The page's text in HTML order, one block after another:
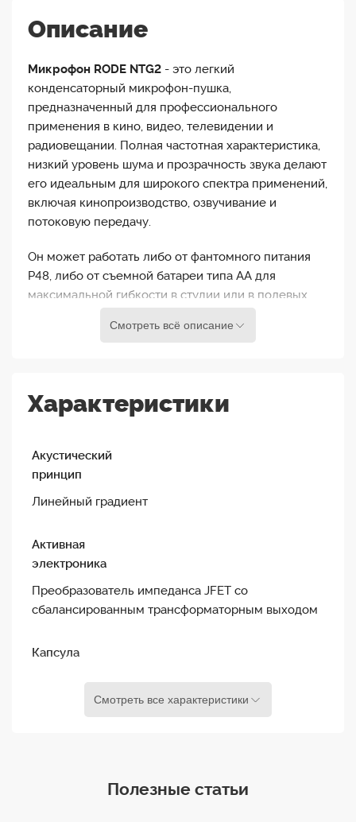
Описание
Микрофон RODE NTG2 - это легкий
конденсаторный микрофон-пушка,
предназначенный для профессионального
применения в кино, видео, телевидении и
радиовещании. Полная частотная характеристика,
низкий уровень шума и прозрачность звука делают
его идеальным для широкого спектра применений,
включая кинопроизводство, озвучивание и
потоковую передачу.
Он может работать либо от фантомного питания
P48, либо от съемной батареи типа АА для
максимальной гибкости в студии или в полевых
фильтром верхних частот для дополнительной
NTG2 нуждается в фонтомном питании, для этого
питанием от батареек делает NTG2 идеальным в
использовании с DSLR камерами. Также в
комплект входит ветрозащита WSVM для
Смотреть всё описание
Характеристики
Акустический
принцип
Линейный градиент
Активная
электроника
Преобразователь импеданса JFET со
сбалансированным трансформаторным выходом
Капсула
Смотреть все характеристики
Полезные статьи